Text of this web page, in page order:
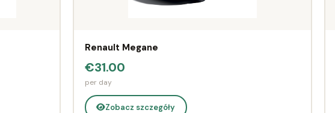
Renault Megane
€31.00
per day
Zobacz szczegóły